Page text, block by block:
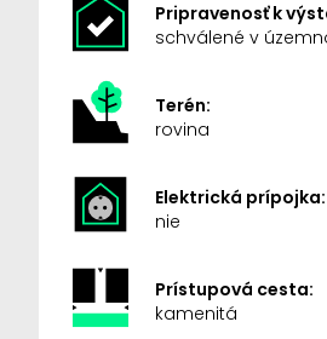
Pripravenosť k
schválené v
Terén:
rovina
Elektrická prípojka:
nie
Prístupová cesta:
kamenitá